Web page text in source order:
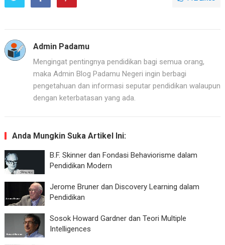
Admin Padamu
Mengingat pentingnya pendidikan bagi semua orang,
maka Admin Blog Padamu Negeri ingin berbagi
pengetahuan dan informasi seputar pendidikan walaupun
dengan keterbatasan yang ada.
Anda Mungkin Suka Artikel Ini:
B.F. Skinner dan Fondasi Behaviorisme dalam
Pendidikan Modern
Jerome Bruner dan Discovery Learning dalam
Pendidikan
Sosok Howard Gardner dan Teori Multiple
Intelligences